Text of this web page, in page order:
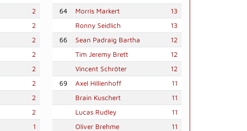
2
2
2
2
2
2
2
2
1
64
Morris Markert
13
Ronny Seidlich
13
66
Sean Padraig Bartha
12
Tim Jeremy Brett
12
Vincent Schröter
12
69
Axel Hillienhoff
11
Brain Kuschert
11
Lucas Rudley
11
Oliver Brehme
11